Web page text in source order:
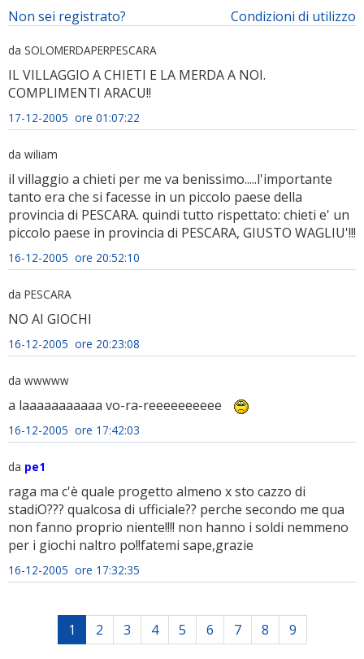
Condizioni di utilizzo
Non sei registrato?
da SOLOMERDAPERPESCARA
IL VILLAGGIO A CHIETI E LA MERDA A NOI.
COMPLIMENTI ARACU!!
17-12-2005 ore 01:07:22
da wiliam
il villaggio a chieti per me va benissimo.....l'importante
tanto era che si facesse in un piccolo paese della
provincia di PESCARA. quindi tutto rispettato: chieti e' un
piccolo paese in provincia di PESCARA, GIUSTO WAGLIU'!!!
16-12-2005 ore 20:52:10
da PESCARA
NO AI GIOCHI
16-12-2005 ore 20:23:08
da wwwww
a laaaaaaaaaaa vo-ra-reeeeeeeeee
16-12-2005 ore 17:42:03
da pe1
raga ma c'è quale progetto almeno x sto cazzo di
stadiO??? qualcosa di ufficiale?? perche secondo me qua
non fanno proprio niente!!!! non hanno i soldi nemmeno
per i giochi naltro po!!fatemi sape,grazie
16-12-2005 ore 17:32:35
1 2 3 4 5 6 7 8 9